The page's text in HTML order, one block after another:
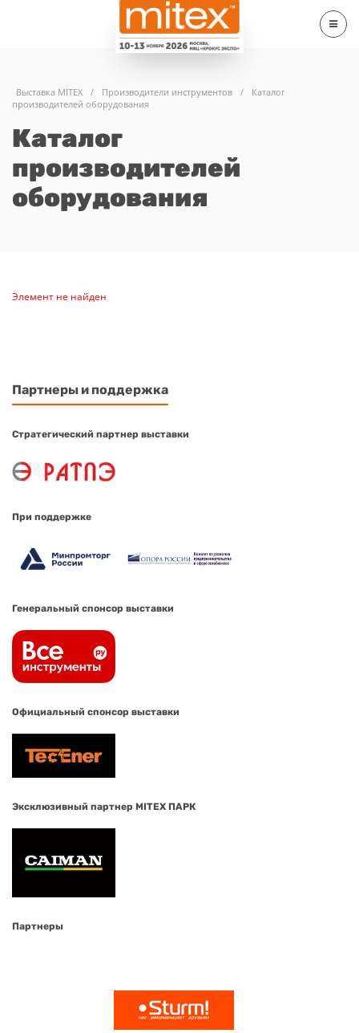
Выставка MITEX / Производители инструментов /
Каталог
производителей оборудования
Каталог
производителей
оборудования
Элемент не найден
Партнеры и поддержка
Стратегический партнер выставки
При поддержке
Генеральный спонсор выставки
Официальный спонсор выставки
Эксклюзивный партнер MITEX ПАРК
Партнеры